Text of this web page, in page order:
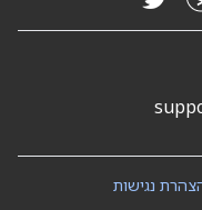
נגישות